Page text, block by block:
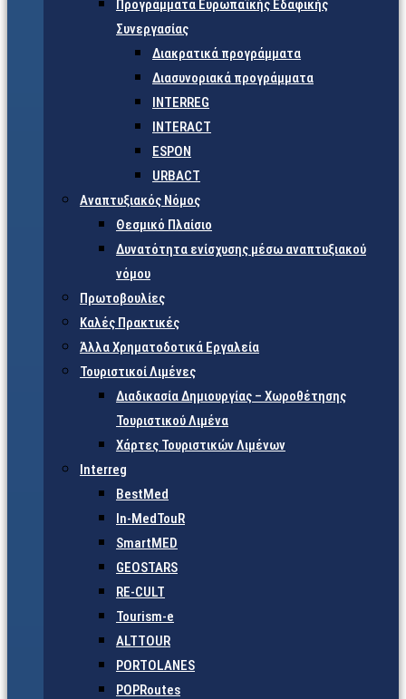
Προγράμματα Ευρωπαϊκής Εδαφικής
Συνεργασίας
Διακρατικά προγράμματα
Διασυνοριακά προγράμματα
INTERREG
INTERACT
ESPON
URBACT
Αναπτυξιακός Νόμος
Θεσμικό Πλαίσιο
Δυνατότητα ενίσχυσης μέσω αναπτυξιακού
νόμου
Πρωτοβουλίες
Καλές Πρακτικές
Άλλα Χρηματοδοτικά Εργαλεία
Τουριστικοί Λιμένες
Διαδικασία Δημιουργίας – Χωροθέτησης
Τουριστικού Λιμένα
Χάρτες Τουριστικών Λιμένων
Interreg
BestMed
In-MedTouR
SmartMED
GEOSTARS
RE-CULT
Tourism-e
ALTTOUR
PORTOLANES
POPRoutes